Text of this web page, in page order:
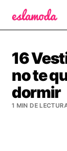
16
no te
dormir
1 MIN DE